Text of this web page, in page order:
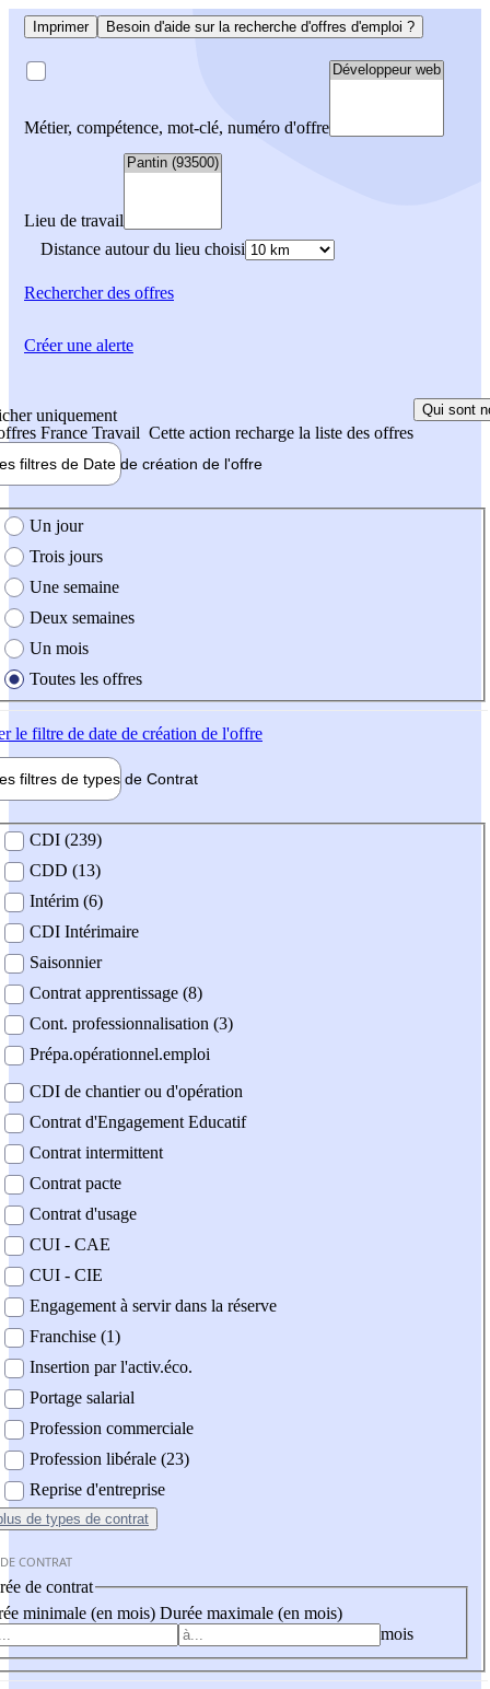
Imprimer Besoin d'aide sur la recherche d'offres d'emploi ?
Métier, compétence, mot-clé, numéro d'offre
Lieu de travail
Distance autour du lieu choisi
Rechercherdes offres
uniquement
France Travail Cette action recharge la liste des offres
Qui sont
filtres de Date de création de l'offre
création de l'offre
Un jour
Trois jours
Une semaine
Deux semaines
Un mois
Toutes les offres
le filtre de date de création de l'offre
filtres de types de Contrat
contrat
CDI (239)
CDD (13)
Intérim (6)
CDI Intérimaire
Saisonnier
Contrat apprentissage (8)
Cont. professionnalisation (3)
Prépa.opérationnel.emploi
CDI de chantier ou d'opération
Contrat d'Engagement Educatif
Contrat intermittent
Contrat pacte
Contrat d'usage
CUI - CAE
CUI - CIE
Engagement à servir dans la réserve
Franchise (1)
Insertion par l'activ.éco.
Portage salarial
Profession commerciale
Profession libérale (23)
Reprise d'entreprise
de types de contrat
CONTRAT
de contrat
minimale (en mois) Durée maximale (en mois)
mois
Créer une alerte